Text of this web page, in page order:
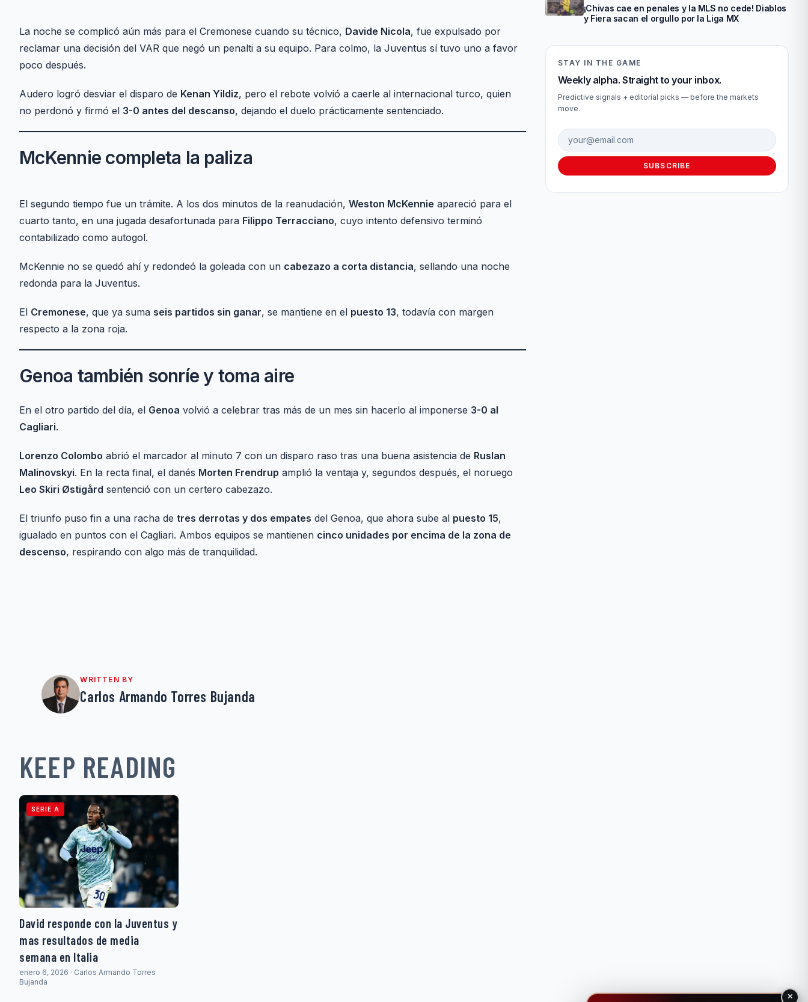
La noche se complicó aún más para el Cremonese cuando su técnico, Davide Nicola, fue expulsado por
reclamar una decisión del VAR que negó un penalti a su equipo. Para colmo, la Juventus sí tuvo uno a favor
poco después.
Audero logró desviar el disparo de Kenan Yildiz, pero el rebote volvió a caerle al internacional turco, quien
no perdonó y firmó el 3-0 antes del descanso, dejando el duelo prácticamente sentenciado.
McKennie completa la paliza
El segundo tiempo fue un trámite. A los dos minutos de la reanudación, Weston McKennie apareció para el
cuarto tanto, en una jugada desafortunada para Filippo Terracciano, cuyo intento defensivo terminó
contabilizado como autogol.
McKennie no se quedó ahí y redondeó la goleada con un cabezazo a corta distancia, sellando una noche
redonda para la Juventus.
El Cremonese, que ya suma seis partidos sin ganar, se mantiene en el puesto 13, todavía con margen
respecto a la zona roja.
Genoa también sonríe y toma aire
En el otro partido del día, el Genoa volvió a celebrar tras más de un mes sin hacerlo al imponerse 3-0 al
Cagliari.
Lorenzo Colombo abrió el marcador al minuto 7 con un disparo raso tras una buena asistencia de Ruslan
Malinovskyi. En la recta final, el danés Morten Frendrup amplió la ventaja y, segundos después, el noruego
Leo Skiri Østigård sentenció con un certero cabezazo.
El triunfo puso fin a una racha de tres derrotas y dos empates del Genoa, que ahora sube al puesto 15,
igualado en puntos con el Cagliari. Ambos equipos se mantienen cinco unidades por encima de la zona de
descenso, respirando con algo más de tranquilidad.
WRITTEN BY
Carlos Armando Torres Bujanda
KEEP READING
SERIE A
David responde con la Juventus y
mas resultados de media
semana en Italia
enero 6, 2026 · Carlos Armando Torres
Bujanda
¡Chivas cae en penales y la MLS no cede! Diablos
y Fiera sacan el orgullo por la Liga MX
STAY IN THE GAME
Weekly alpha. Straight to your inbox.
Predictive signals + editorial picks — before the markets
move.
Email address
SUBSCRIBE